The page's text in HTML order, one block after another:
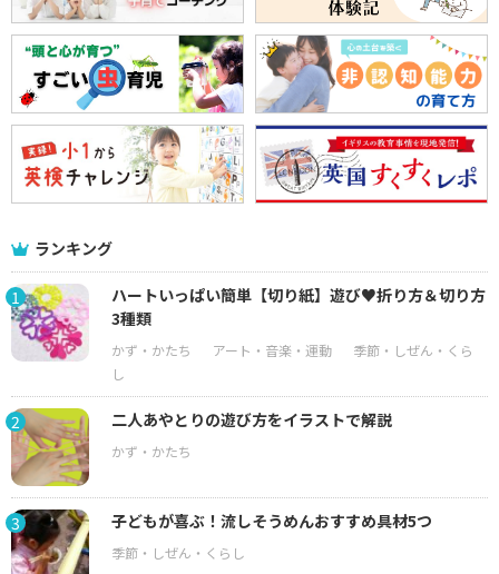
ランキング
1
ハートいっぱい簡単【切り紙】遊び♥折り方＆切り方
3種類
2 二人あやとりの遊び方をイラストで解説
3 子どもが喜ぶ！流しそうめんおすすめ具材5つ